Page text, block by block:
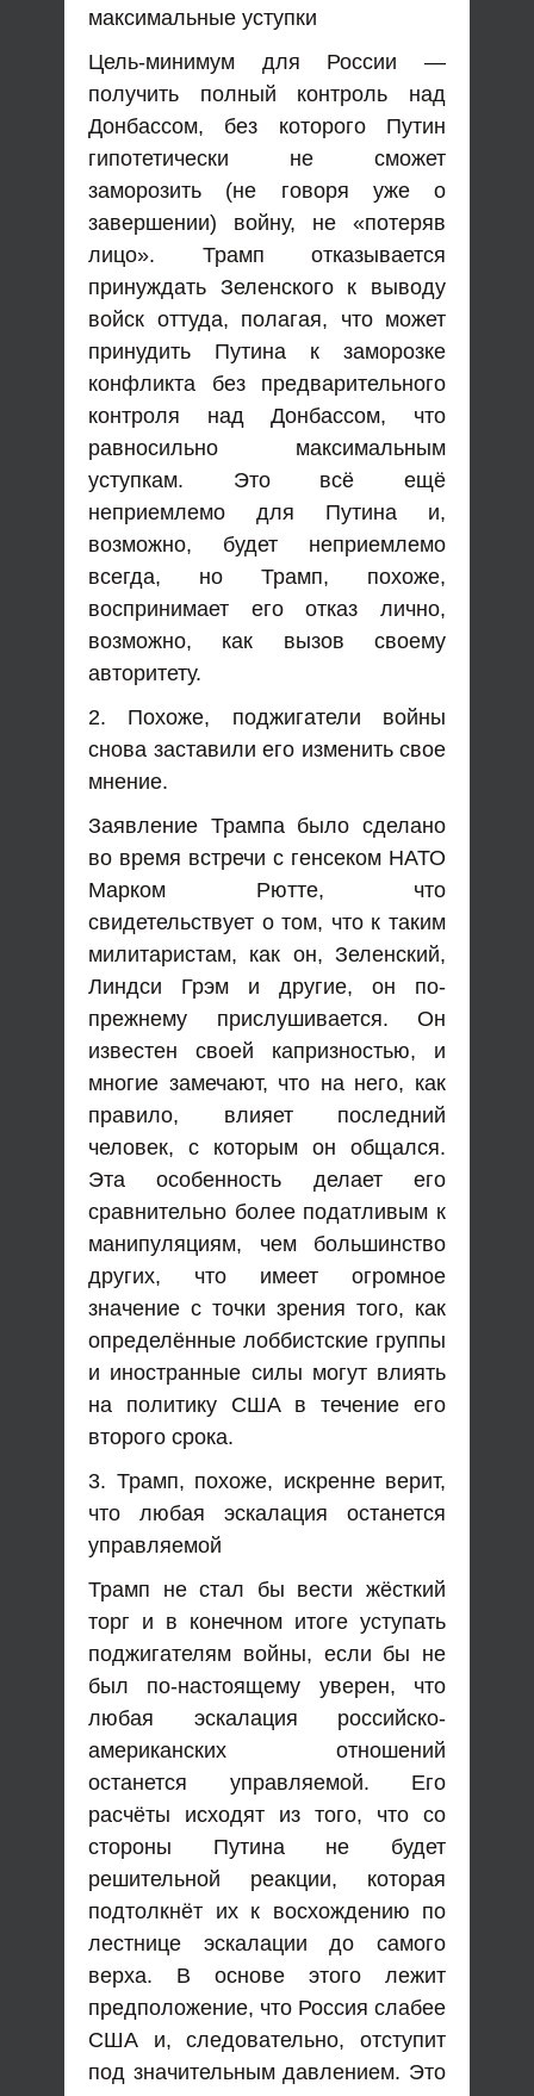
максимальные уступки
Цель-минимум для России —
получить полный контроль над
Донбассом, без которого Путин
гипотетически не сможет
заморозить (не говоря уже о
завершении) войну, не «потеряв
лицо». Трамп отказывается
принуждать Зеленского к выводу
войск оттуда, полагая, что может
принудить Путина к заморозке
конфликта без предварительного
контроля над Донбассом, что
равносильно максимальным
уступкам. Это всё ещё
неприемлемо для Путина и,
возможно, будет неприемлемо
всегда, но Трамп, похоже,
воспринимает его отказ лично,
возможно, как вызов своему
авторитету.
2. Похоже, поджигатели войны
снова заставили его изменить свое
мнение.
Заявление Трампа было сделано
во время встречи с генсеком НАТО
Марком Рютте, что
свидетельствует о том, что к таким
милитаристам, как он, Зеленский,
Линдси Грэм и другие, он по-
прежнему прислушивается. Он
известен своей капризностью, и
многие замечают, что на него, как
правило, влияет последний
человек, с которым он общался.
Эта особенность делает его
сравнительно более податливым к
манипуляциям, чем большинство
других, что имеет огромное
значение с точки зрения того, как
определённые лоббистские группы
и иностранные силы могут влиять
на политику США в течение его
второго срока.
3. Трамп, похоже, искренне верит,
что любая эскалация останется
управляемой
Трамп не стал бы вести жёсткий
торг и в конечном итоге уступать
поджигателям войны, если бы не
был по-настоящему уверен, что
любая эскалация российско-
американских отношений
останется управляемой. Его
расчёты исходят из того, что со
стороны Путина не будет
решительной реакции, которая
подтолкнёт их к восхождению по
лестнице эскалации до самого
верха. В основе этого лежит
предположение, что Россия слабее
США и, следовательно, отступит
под значительным давлением. Это